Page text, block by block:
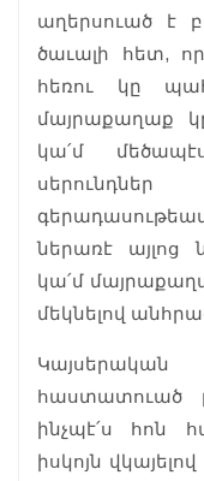
աղերսուած է
ծաւալի հետ,
հեռու կը
մայրաքաղաք
կա՛մ մեծապէս
ներառէ այլոց
կա՛մ
մեկնելով
հաստատուած
ինչպէ՛ս հոն
իսկոյն